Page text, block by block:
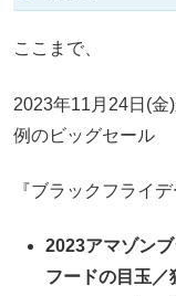
ここまで、
2023年11月24日(金
例のビッグセール
『ブラックフライ
2023アマゾン
フードの目玉／